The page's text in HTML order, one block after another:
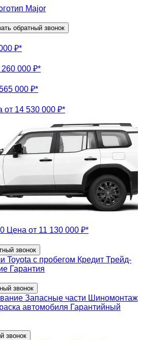
обратный звонок
₽*
000 ₽*
000 ₽*
от 14 530 000 ₽*
Цена от 11 130 000 ₽*
звонок
Toyota с пробегом Кредит Трейд-
Гарантия
звонок
Запасные части Шиномонтаж
автомобиля Гарантийный
звонок